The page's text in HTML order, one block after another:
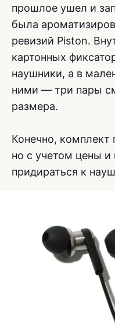
прошлое ушел и
была
ревизий Piston.
картонных
наушники, а в
ними — три пары
размера.
Конечно, комплект
но с учетом цены и
придираться к